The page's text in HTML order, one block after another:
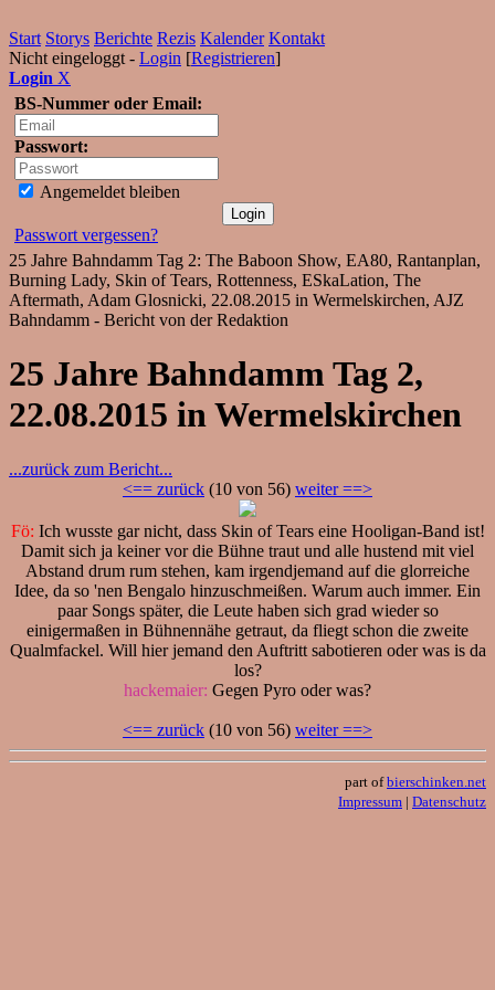
Start Storys Berichte Rezis Kalender Kontakt
Nicht eingeloggt - Login [Registrieren]
Login X
BS-Nummer oder Email:
Passwort:
Angemeldet bleiben
Passwort vergessen?
25 Jahre Bahndamm Tag 2: The Baboon Show, EA80, Rantanplan,
Burning Lady, Skin of Tears, Rottenness, ESkaLation, The
Aftermath, Adam Glosnicki, 22.08.2015 in Wermelskirchen, AJZ
Bahndamm - Bericht von der Redaktion
25 Jahre Bahndamm Tag 2,
22.08.2015 in Wermelskirchen
...zurück zum Bericht...
<== zurück (10 von 56) weiter ==>
Fö: Ich wusste gar nicht, dass Skin of Tears eine Hooligan-Band ist!
Damit sich ja keiner vor die Bühne traut und alle hustend mit viel
Abstand drum rum stehen, kam irgendjemand auf die glorreiche
Idee, da so 'nen Bengalo hinzuschmeißen. Warum auch immer. Ein
paar Songs später, die Leute haben sich grad wieder so
einigermaßen in Bühnennähe getraut, da fliegt schon die zweite
Qualmfackel. Will hier jemand den Auftritt sabotieren oder was is da
los?
hackemaier: Gegen Pyro oder was?
<== zurück (10 von 56) weiter ==>
part ofbierschinken.net
Impressum | Datenschutz